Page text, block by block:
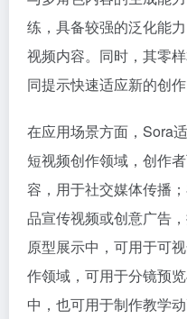
练，具备较强的泛化能
视频内容。同时，其零
同提示快速适应新的创作
在应用场景方面，Sora
短视频创作领域，创作
容，用于社交媒体传播
品宣传视频或创意广告
原型展示中，可用于可
作领域，可用于分镜预
中，也可用于制作教学